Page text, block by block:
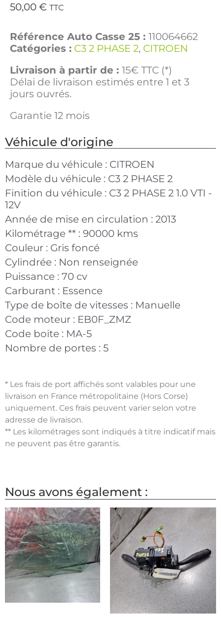
50,00 € TTC
Référence Auto Casse 25 : 110064662
Catégories : C3 2 PHASE 2, CITROEN
Livraison à partir de : 15€ TTC (*)
Délai de livraison estimés entre 1 et 3
jours ouvrés.
Garantie 12 mois
Véhicule d'origine
Marque du véhicule : CITROEN
Modèle du véhicule : C3 2 PHASE 2
Finition du véhicule : C3 2 PHASE 2 1.0 VTI -
12V
Année de mise en circulation : 2013
Kilométrage ** : 90000 kms
Couleur : Gris foncé
Cylindrée : Non renseignée
Puissance : 70 cv
Carburant : Essence
Type de boîte de vitesses : Manuelle
Code moteur : EB0F_ZMZ
Code boite : MA-5
Nombre de portes : 5
* Les frais de port affichés sont valables pour une
livraison en France métropolitaine (Hors Corse)
uniquement. Ces frais peuvent varier selon votre
adresse de livraison.
** Les kilométrages sont indiqués à titre indicatif mais
ne peuvent pas être garantis.
Nous avons également :